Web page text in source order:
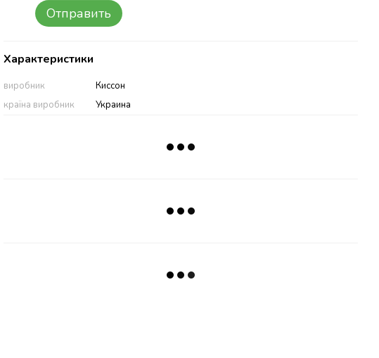
Отправить
Характеристики
виробник
Киссон
країна виробник
Украина